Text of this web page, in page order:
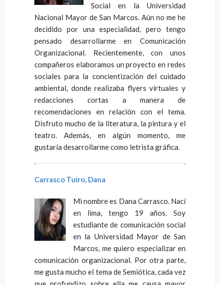
Social en la Universidad
Nacional Mayor de San Marcos. Aún no me he
decidido por una especialidad, pero tengo
pensado desarrollarme en Comunicación
Organizacional. Recientemente, con unos
compañeros elaboramos un proyecto en redes
sociales para la concientización del cuidado
ambiental, donde realizaba flyers virtuales y
redacciones cortas a manera de
recomendaciones en relación con el tema.
Disfruto mucho de la literatura, la pintura y el
teatro. Además, en algún momento, me
gustaría desarrollarme como letrista gráfica.
Carrasco Tuiro, Dana
Mi nombre es Dana Carrasco. Nací
en lima, tengo 19 años. Soy
estudiante de comunicación social
en la Universidad Mayor de San
Marcos, me quiero especializar en
comunicación organizacional. Por otra parte,
me gusta mucho el tema de Semiótica, cada vez